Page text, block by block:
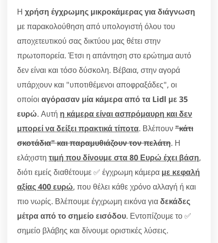
Η χρήση έγχρωμης μικροκάμερας για διάγνωση
με παρακολούθηση από υπολογιστή όλου του
αποχετευτικού σας δικτύου μας θέτει στην
πρωτοπορεία. Έτσι η απάντηση στο ερώτημα αυτό
δεν είναι και τόσο δύσκολη. Βέβαια, στην αγορά
υπάρχουν και "υποτιθέμενοι αποφραξάδες", οι
οποίοι αγόρασαν μία κάμερα από τα Lidl με 35
ευρώ. Αυτή η κάμερα είναι ασπρόμαυρη και δεν
μπορεί να δείξει πρακτικά τίποτα. Βλέπουν"κάτι
σκοτάδια" και παραμυθιάζουν τον πελάτη. Η
ελάχιστη τιμή που δίνουμε στα 80 Ευρώ έχει βάση,
διότι εμείς διαθέτουμε ✅ έγχρωμη κάμερα με κεφαλή
αξίας 400 ευρώ, που θέλει κάθε χρόνο αλλαγή ή και
πιο νωρίς. Βλέπουμε έγχρωμη εικόνα γιαδεκάδες
μέτρα από το σημείο εισόδου. Εντοπίζουμε το ✅
σημείο βλάβης και δίνουμε οριστικές λύσεις.